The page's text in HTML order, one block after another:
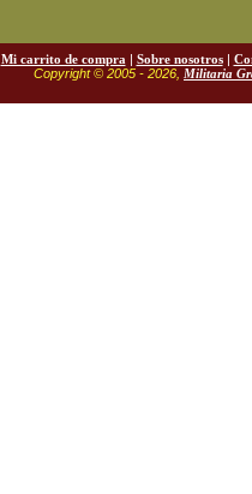
Mi carrito de compra | Sobre nosotros|
Copyright © 2005 - 2026, Militaria